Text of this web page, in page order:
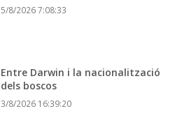
5/8/2026 7:08:33
Entre Darwin i la nacionalització
dels boscos
3/8/2026 16:39:20